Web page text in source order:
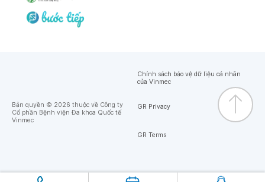
Bản quyền © 2026 thuộc về Công ty
Cổ phần Bệnh viện Đa khoa Quốc tế
Vinmec
Chính sách bảo vệ dữ liệu cá nhân
của Vinmec
GR Privacy
GR Terms